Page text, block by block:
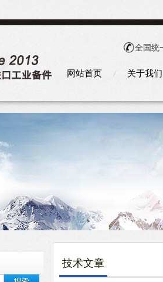
全国统
网站首页 关于我们
技术文章